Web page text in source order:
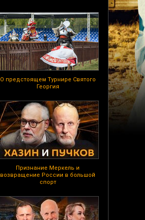
О предстоящем Турнире Святого
Георгия
Признание Меркель и
возвращение России в большой
спорт